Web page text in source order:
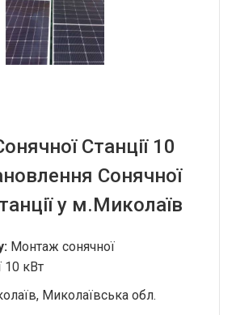
Станції 10
Сонячної
у м.Миколаїв
Монтаж сонячної
10 кВт
Миколаївська обл.